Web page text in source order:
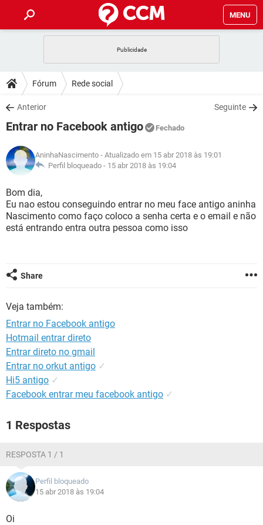
MENU
CELULAR
OUTLOOK
INSTAGRAM GMAIL
GUIA DE COMPRAS
DICAS
JOGOS
INSTAGRAM GMAIL
GUIA DE COMPRAS
DOWNLOADS
JOGOS WHATSAPP
CELULAR
OUTLOOK EXCEL
INSTAGRAM
GUIA DE COMPRAS
JOGOS WHATSAPP
CELULAR
OUTLOOK
INSTAGRAM GMAIL
GLOSSÁRIO
JOGOS
CELULAR FACEBOOK
OUTLOOK EXCEL
GUIA DE COMPRAS
Fórum Rede social
Anterior Seguinte
Entrar no Facebook antigo Fechado
AninhaNascimento - Atualizado em 15 abr 2018 às 19:01
Perfil bloqueado - 15 abr 2018 às 19:04
Bom dia,
Eu nao estou conseguindo entrar no meu face antigo aninha
Nascimento como faço coloco a senha certa e o email e não
está entrando entra outra pessoa como isso
Share
Veja também:
Entrar no Facebook antigo
Hotmail entrar direto
Entrar direto no gmail
Entrar no orkut antigo ✓
Hi5 antigo ✓
Facebook entrar meu facebook antigo ✓
1 Respostas
RESPOSTA 1 / 1
Perfil bloqueado
15 abr 2018 às 19:04
Oi